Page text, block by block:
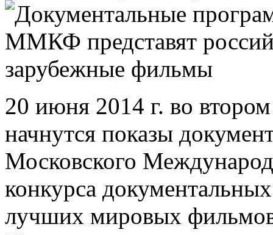
20 июня 2014 г. во втором
начнутся показы
Московского
конкурса
лучших мировых